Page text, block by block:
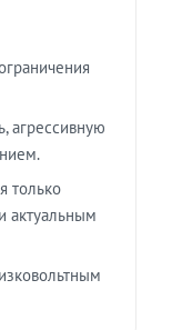
агрессивную
только
актуальным